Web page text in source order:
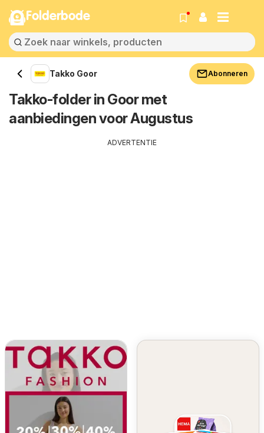
Folderbode
Takko Goor Abonneren
Takko-folder in Goor met
aanbiedingen voor Augustus
ADVERTENTIE